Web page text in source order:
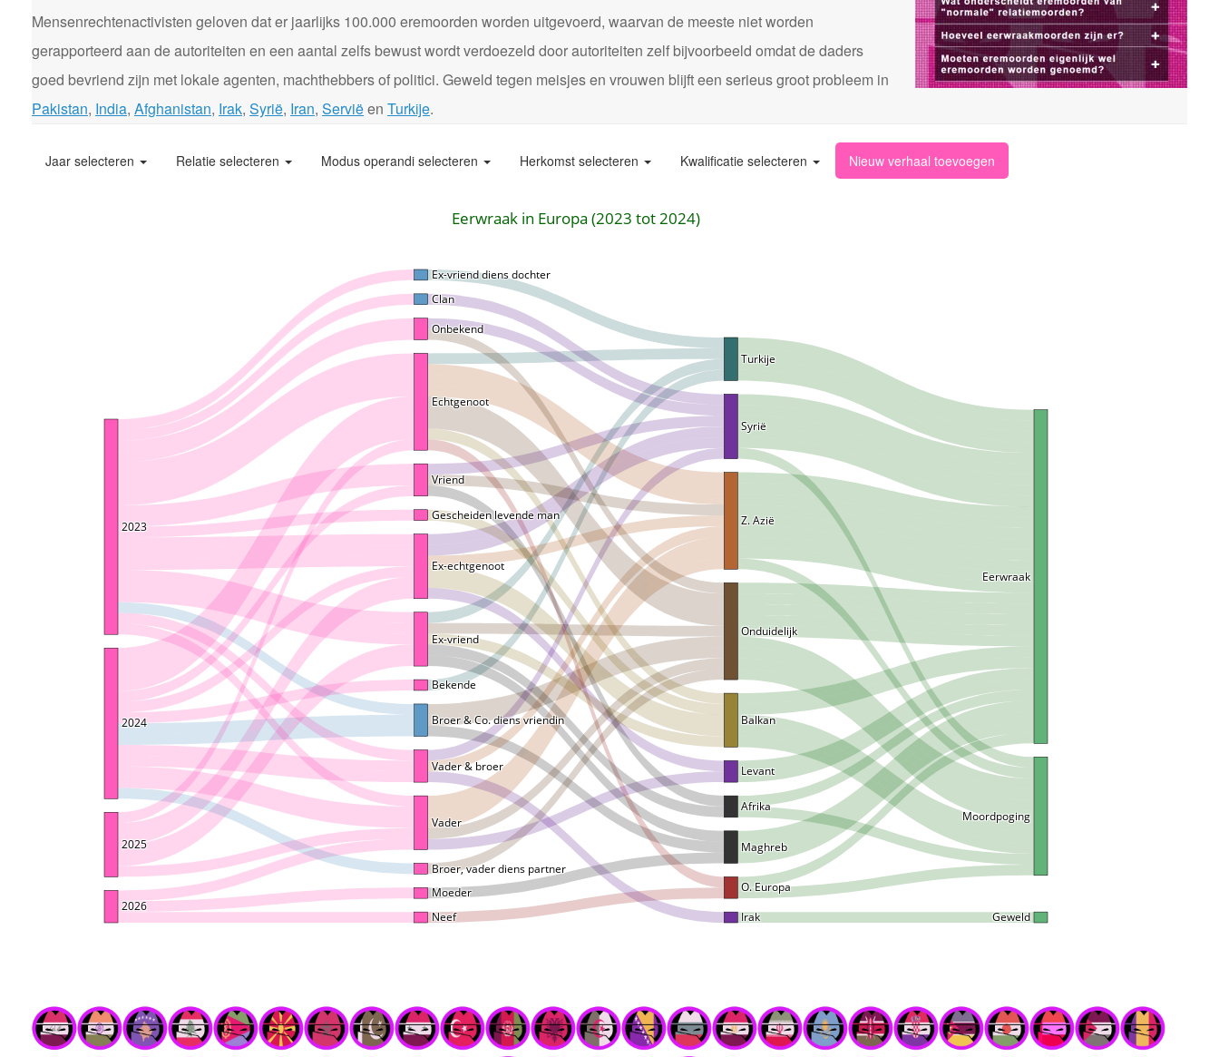
Mensenrechtenactivisten geloven dat er jaarlijks 100.000 eremoorden worden uitgevoerd, waarvan de meeste niet worden
gerapporteerd aan de autoriteiten en een aantal zelfs bewust wordt verdoezeld door autoriteiten zelf bijvoorbeeld omdat de daders
goed bevriend zijn met lokale agenten, machthebbers of politici. Geweld tegen meisjes en vrouwen blijft een serieus groot probleem in
Pakistan, India, Afghanistan, Irak, Syrië, Iran, Serviëen Turkije.